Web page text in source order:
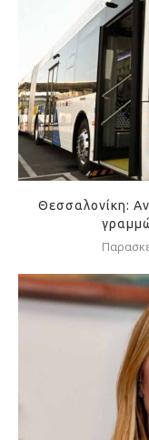
Θεσσαλονίκη: